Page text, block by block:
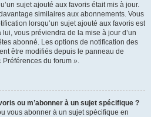
sujet ajouté aux favoris était mis à jour.
similaires aux abonnements. Vous
lorsqu’un sujet ajouté aux favoris est
lui, vous préviendra de la mise à jour d’un
abonné. Les options de notification des
être modifiés depuis le panneau de
Préférences du forum ».
ou m’abonner à un sujet spécifique ?
vous abonner à un sujet spécifique en